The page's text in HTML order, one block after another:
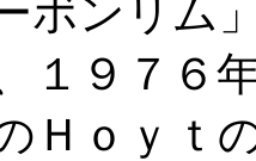
ボンリム
１９７６
Ｈｏｙｔ